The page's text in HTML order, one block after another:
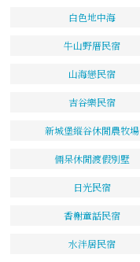
白色地中海
牛山野厝民宿
山海戀民宿
吉谷樂民宿
新城堡縱谷休閒農牧場
倆呆休閒渡假別墅
日光民宿
香榭童話民宿
水泮居民宿